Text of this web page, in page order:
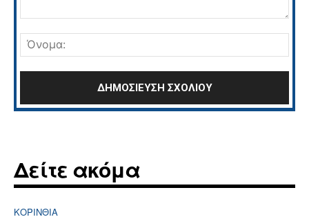
Δείτε ακόμα
ΚΟΡΙΝΘΊΑ